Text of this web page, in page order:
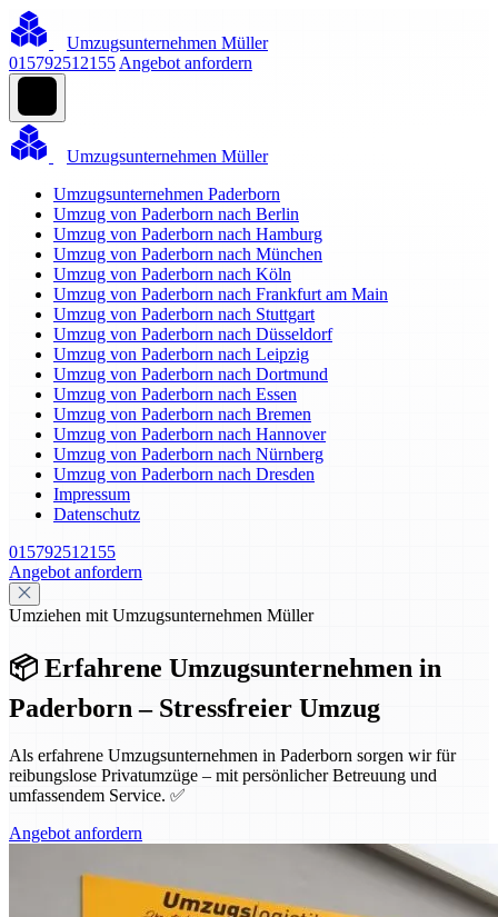
Umzugsunternehmen Müller
015792512155 Angebot anfordern
Umzugsunternehmen Müller
Umzugsunternehmen Paderborn
Umzug von Paderborn nach Berlin
Umzug von Paderborn nach Hamburg
Umzug von Paderborn nach München
Umzug von Paderborn nach Köln
Umzug von Paderborn nach Frankfurt am Main
Umzug von Paderborn nach Stuttgart
Umzug von Paderborn nach Düsseldorf
Umzug von Paderborn nach Leipzig
Umzug von Paderborn nach Dortmund
Umzug von Paderborn nach Essen
Umzug von Paderborn nach Bremen
Umzug von Paderborn nach Hannover
Umzug von Paderborn nach Nürnberg
Umzug von Paderborn nach Dresden
Impressum
Datenschutz
015792512155
Angebot anfordern
Umziehen mit Umzugsunternehmen Müller
📦 Erfahrene Umzugsunternehmen in
Paderborn – Stressfreier Umzug
Als erfahrene Umzugsunternehmen in Paderborn sorgen wir für
reibungslose Privatumzüge – mit persönlicher Betreuung und
umfassendem Service. ✅
Angebot anfordern